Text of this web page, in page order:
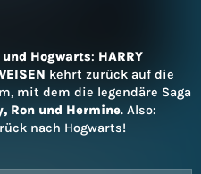
Hogwarts: HARRY
kehrt zurück auf die
mit dem die legendäre Saga
Ron und Hermine. Also:
nach Hogwarts!